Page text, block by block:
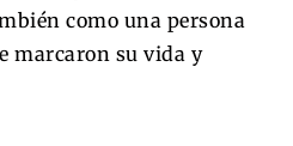
como una persona
marcaron su vida y